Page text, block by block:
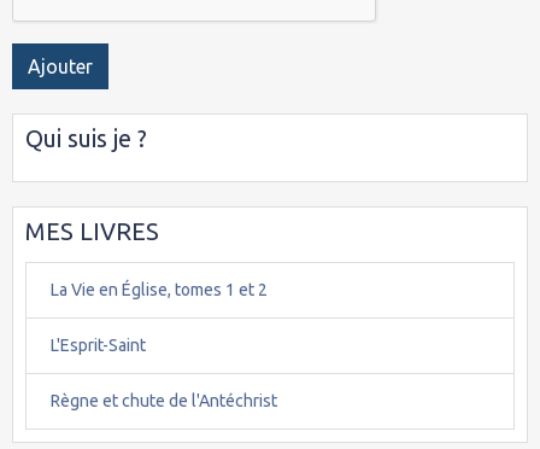
Ajouter
Qui suis je ?
MES LIVRES
La Vie en Église, tomes 1 et 2
L'Esprit-Saint
Règne et chute de l'Antéchrist